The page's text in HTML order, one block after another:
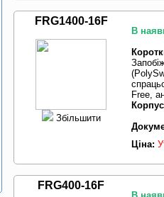
FRG1400-16F
Збільшити
В
Free,
Ціна:
FRG400-16F